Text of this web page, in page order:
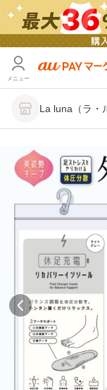
メニュー
La luna（ラ・